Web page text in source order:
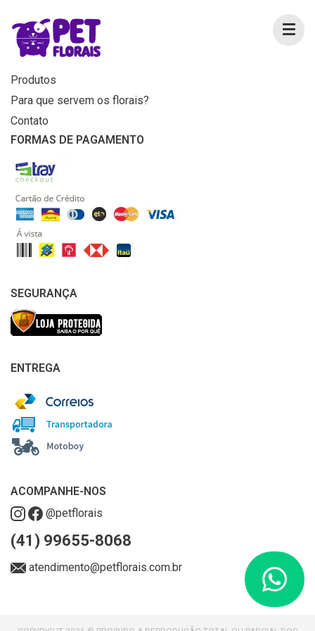
MENU
Home
Produtos
Para que servem os florais?
Contato
FORMAS DE PAGAMENTO
SEGURANÇA
ENTREGA
ACOMPANHE-NOS
@petflorais
(41) 99655-8068
atendimento@petflorais.com.br